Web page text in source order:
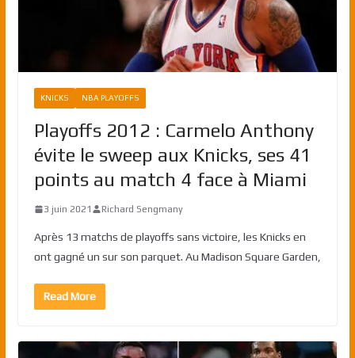
KNICKS NBA PLAYOFFS
Playoffs 2012 : Carmelo Anthony
évite le sweep aux Knicks, ses 41
points au match 4 face à Miami
3 juin 2021 Richard Sengmany
Après 13 matchs de playoffs sans victoire, les Knicks en
ont gagné un sur son parquet. Au Madison Square Garden,
Read More